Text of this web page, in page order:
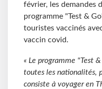
février, les demandes
programme "Test &
touristes vaccinés
vaccin covid.
« Le programme "Test
toutes les nationalités,
consiste à voyager en